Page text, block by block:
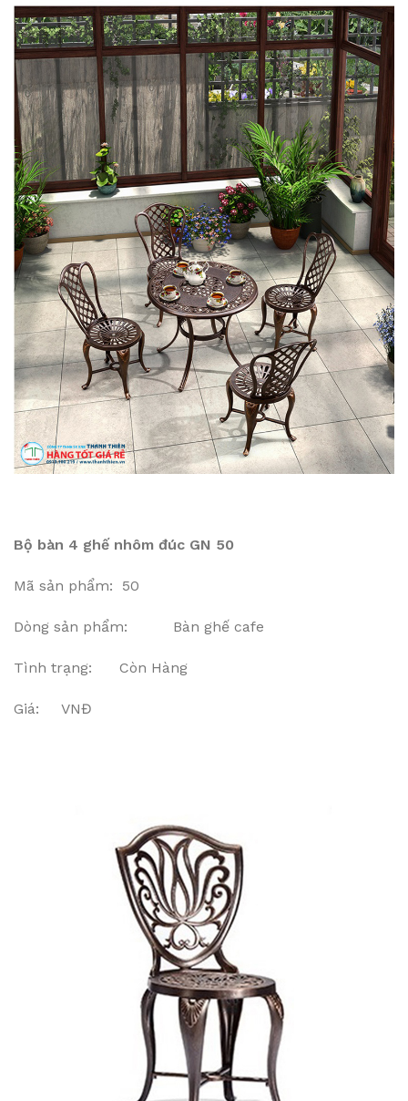
Bộ bàn 4 ghế nhôm đúc GN 50
Mã sản phẩm: 50
Dòng sản phẩm: Bàn ghế cafe
Tình trạng: Còn Hàng
Giá: VNĐ